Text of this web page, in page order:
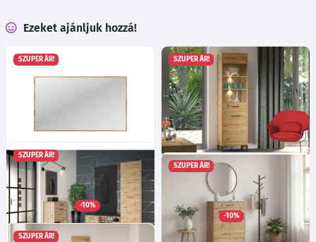
Ezeket ajánljuk hozzá!
SZUPER ÁR!
Nerina 16 tükör - Artisan
tölgy
Ma:69 Sz:103 Mé:2cm
-10%
40 505Ft
SZUPER ÁR!
Nerina 18 tálalószekrény -
Artisan tölgy
Sz:55 Mé:40cm
Választható led világítás!
-10%
103 415Ft-tól
SZUPER ÁR!
SZUPER ÁR!
SZUPER ÁR!